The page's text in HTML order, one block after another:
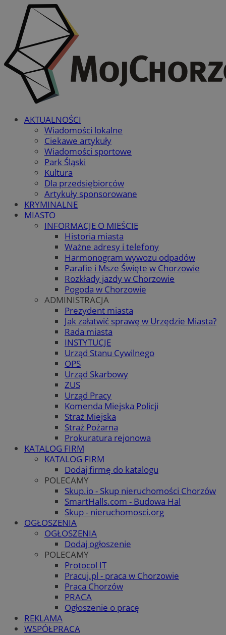
AKTUALNOŚCI
Wiadomości lokalne
Ciekawe artykuły
Wiadomości sportowe
Park Śląski
Kultura
Dla przedsiębiorców
Artykuły sponsorowane
KRYMINALNE
MIASTO
INFORMACJE O MIEŚCIE
Historia miasta
Ważne adresy i telefony
Harmonogram wywozu odpadów
Parafie i Msze Święte w Chorzowie
Rozkłady jazdy w Chorzowie
Pogoda w Chorzowie
ADMINISTRACJA
Prezydent miasta
Jak załatwić sprawę w Urzędzie Miasta?
Rada miasta
INSTYTUCJE
Urząd Stanu Cywilnego
OPS
Urząd Skarbowy
ZUS
Urząd Pracy
Komenda Miejska Policji
Straż Miejska
Straż Pożarna
Prokuratura rejonowa
KATALOG FIRM
KATALOG FIRM
Dodaj firmę do katalogu
POLECAMY
Skup.io - Skup nieruchomości Chorzów
SmartHalls.com - Budowa Hal
Skup - nieruchomosci.org
OGŁOSZENIA
OGŁOSZENIA
Dodaj ogłoszenie
POLECAMY
Protocol IT
Pracuj.pl - praca w Chorzowie
Praca Chorzów
PRACA
Ogłoszenie o pracę
REKLAMA
WSPÓŁPRACA